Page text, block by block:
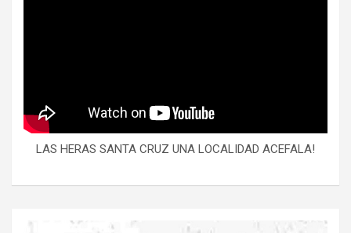
LAS HERAS SANTA CRUZ UNA LOCALIDAD ACEFALA!